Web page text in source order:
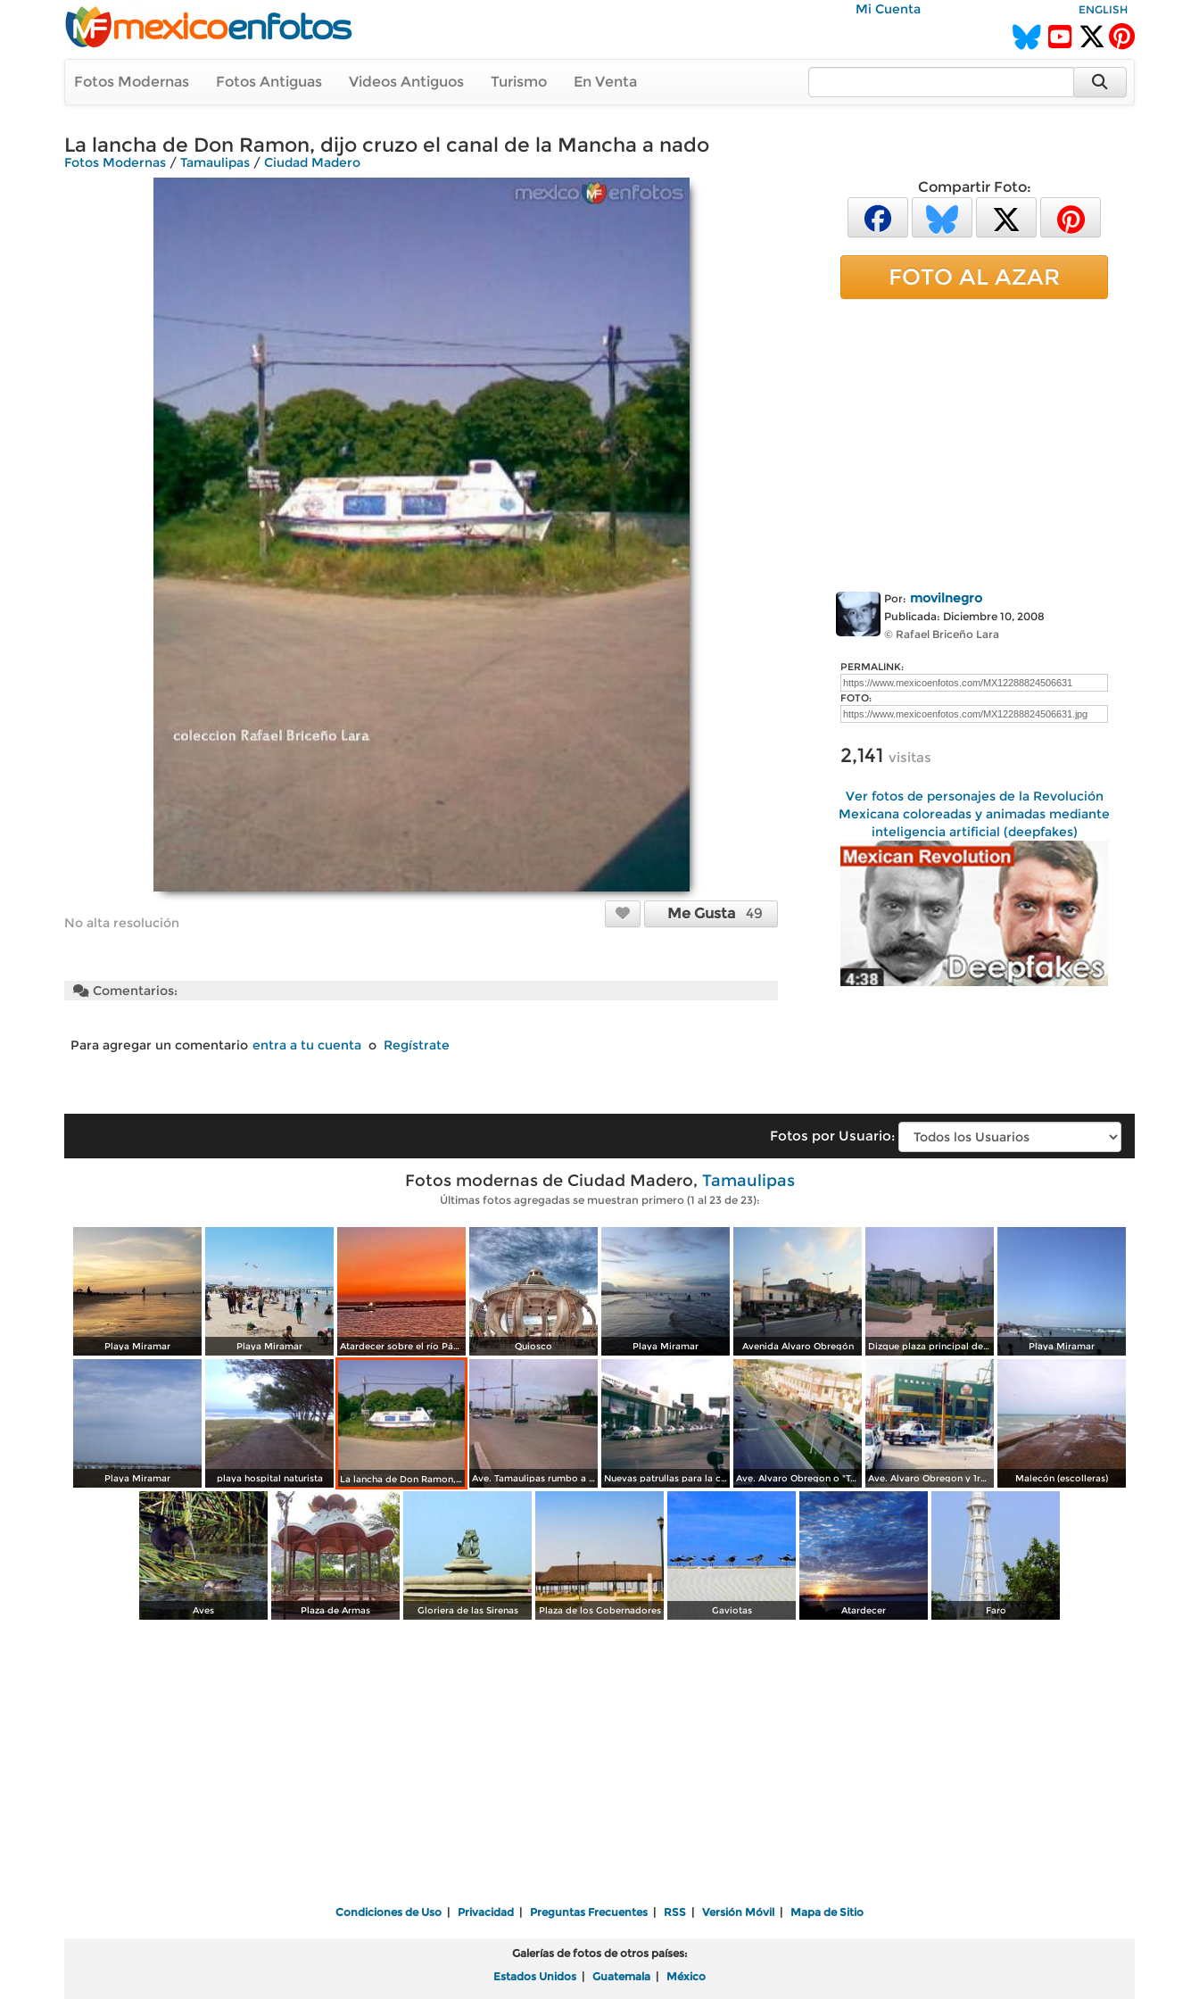
Mi Cuenta ENGLISH
Fotos Modernas Fotos Antiguas Videos Antiguos Turismo En Venta
La lancha de Don Ramon, dijo cruzo el canal de la Mancha a nado
Fotos Modernas / Tamaulipas / Ciudad Madero
No alta resolución
Me Gusta 49
Comentarios:
Para agregar un comentario entra a tu cuenta o Regístrate
Compartir Foto:
FOTO AL AZAR
Por: movilnegro
Publicada: Diciembre 10, 2008
© Rafael Briceño Lara
PERMALINK:
FOTO:
2,141 visitas
Ver fotos de personajes de la Revolución
Mexicana coloreadas y animadas mediante
inteligencia artificial (deepfakes)
Fotos por Usuario:
Fotos modernas de Ciudad Madero, Tamaulipas
Últimas fotos agregadas se muestran primero (1 al 23 de 23):
Playa Miramar Playa Miramar Atardecer sobre el río Pánuco Quiosco Playa Miramar Avenida Álvaro Obregón Dizque plaza principal de cd.madero Playa Miramar
Playa Miramar playa hospital naturista La lancha de Don Ramon, dijo cruzo el canal de la Mancha a nado Ave. Tamaulipas rumbo a la playa Miramar Nuevas patrullas para la ciudad, aun en la agencia en la Ave.Obregon Ave. Alvaro Obregon o "Tampico-Playa" como tambien se le conoce Ave. Alvaro Obregon y 1ro de Mayo Malecón (escolleras)
Aves Plaza de Armas Gloriera de las Sirenas Plaza de los Gobernadores Gaviotas Atardecer Faro
Condiciones de Uso Privacidad Preguntas Frecuentes RSS Versión Móvil Mapa de Sitio
Galerías de fotos de otros países:
Estados Unidos
Guatemala México